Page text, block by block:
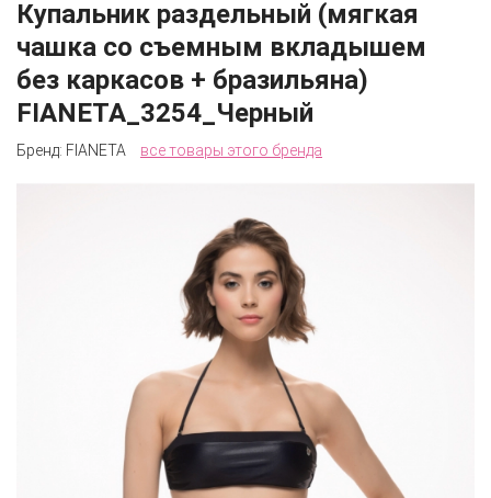
Купальник раздельный (мягкая
чашка со съемным вкладышем
без каркасов + бразильяна)
FIANETA_3254_Черный
Бренд: FIANETA все товары этого бренда